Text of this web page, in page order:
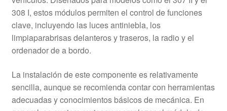
308 I, estos módulos permiten el control de funciones
clave, incluyendo las luces antiniebla, los
limpiaparabrisas delanteros y traseros, la radio y el
ordenador de a bordo.
La instalación de este componente es relativamente
sencilla, aunque se recomienda contar con herramientas
adecuadas y conocimientos básicos de mecánica. En